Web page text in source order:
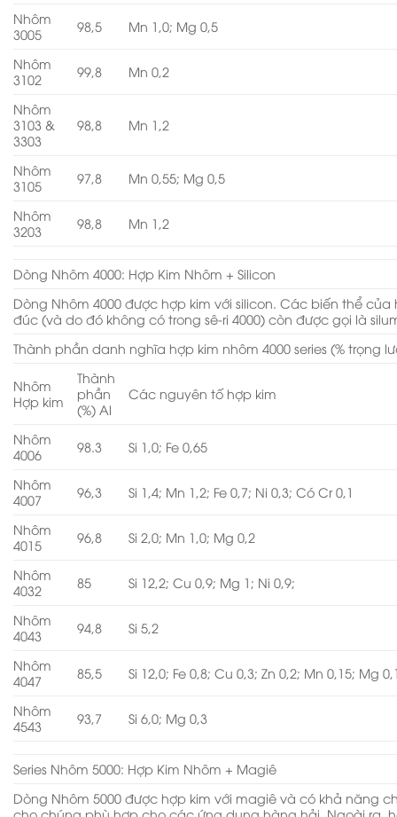
Nhôm
3005
98,5 Mn 1,0; Mg 0,5
Nhôm
3102
99,8 Mn 0,2
Nhôm
3103 &
3303
98,8 Mn 1,2
Nhôm
3105
97,8 Mn 0,55; Mg 0,5
Nhôm
3203
98,8 Mn 1,2
Dòng Nhôm 4000: Hợp Kim Nhôm + Silicon
Dòng Nhôm 4000 được hợp kim với silicon. Các biến thể
đúc (và do đó không có trong sê-ri 4000) còn được gọi là
Thành phần danh nghĩa hợp kim nhôm 4000 series (% trọng
Nhôm
Hợp kim
Thành
phần
(%) Al
Các nguyên tố hợp kim
Nhôm
4006
98.3 Si 1,0; Fe 0,65
Nhôm
4007
96,3 Si 1,4; Mn 1,2; Fe 0,7; Ni 0,3; Có Cr 0,1
Nhôm
4015
96,8 Si 2,0; Mn 1,0; Mg 0,2
Nhôm
4032
85 Si 12,2; Cu 0,9; Mg 1; Ni 0,9;
Nhôm
4043
94,8 Si 5,2
Nhôm
4047
85,5 Si 12,0; Fe 0,8; Cu 0,3; Zn 0,2; Mn 0,15; Mg
Nhôm
4543
93,7 Si 6,0; Mg 0,3
Series Nhôm 5000: Hợp Kim Nhôm + Magiê
Dòng Nhôm 5000 được hợp kim với magiê và có khả năng
cho chúng phù hợp cho các ứng dụng hàng hải. Ngoài ra,